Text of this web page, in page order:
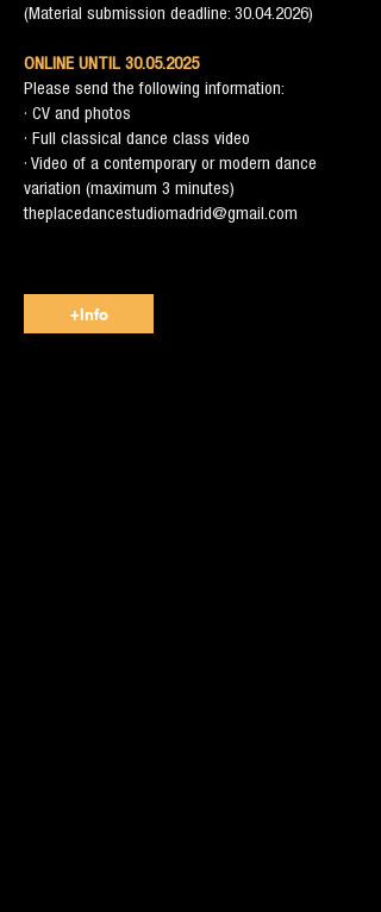
(Material submission deadline: 30.04.2026)
ONLINE UNTIL 30.05.2025
Please send the following information:
· CV and photos
· Full classical dance class video
· Video of a contemporary or modern dance
variation (maximum 3 minutes)
theplacedancestudiomadrid@gmail.com
+Info